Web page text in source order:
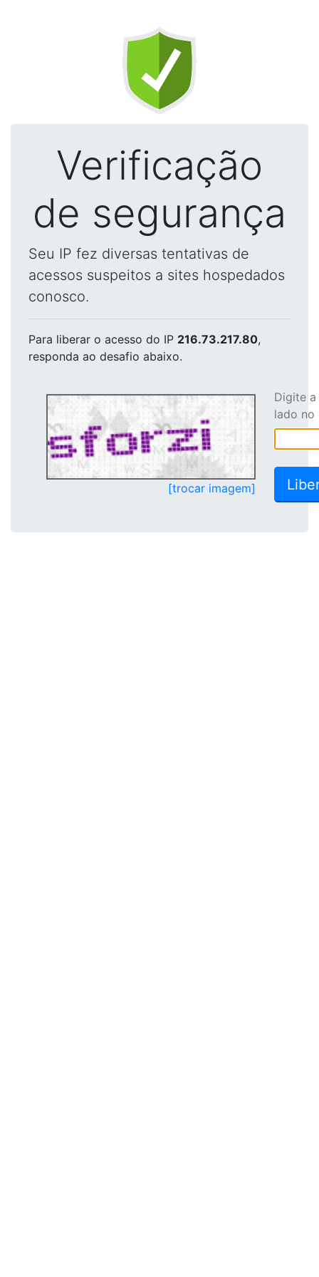
Verificação
de segurança
Seu IP fez diversas tentativas de
acessos suspeitos a sites hospedados
conosco.
Para liberar o acesso do IP 216.73.217.80,
responda ao desafio abaixo.
[trocar imagem]
Digite
lado no